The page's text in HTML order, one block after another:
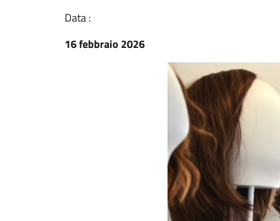
Data :
16 febbraio 2026